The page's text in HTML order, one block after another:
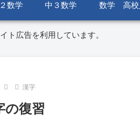
数学 中３数学 数学 高校
ト広告を利用しています。
漢字
の復習